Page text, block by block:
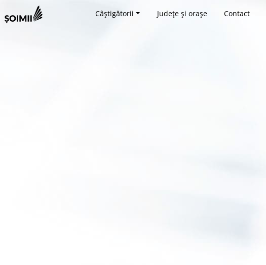
Câștigătorii Județe și orașe Contact